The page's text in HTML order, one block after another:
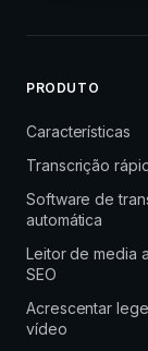
PRODUTO
Características
Transcrição
Software de
automática
Leitor de media
SEO
Acrescentar
vídeo